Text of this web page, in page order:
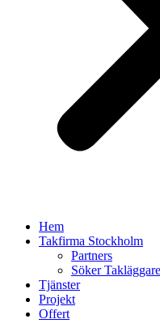
Hem
Takfirma Stockholm
Partners
Söker Takläggare
Tjänster
Projekt
Offert